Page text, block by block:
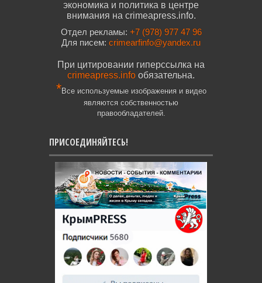
экономика и политика в центре
внимания на crimeapress.info.
Отдел рекламы: +7 (978) 977 47 96
Для писем: crimearfinfo@yandex.ru
При цитировании гиперссылка на
crimeapress.info обязательна.
*Все используемые изображения и видео
являются собственностью
правообладателей.
ПРИСОЕДИНЯЙТЕСЬ!